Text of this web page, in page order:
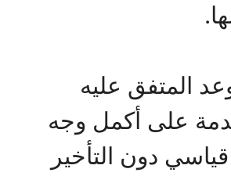
المتفق عليه
على أكمل وجه
دون التأخير